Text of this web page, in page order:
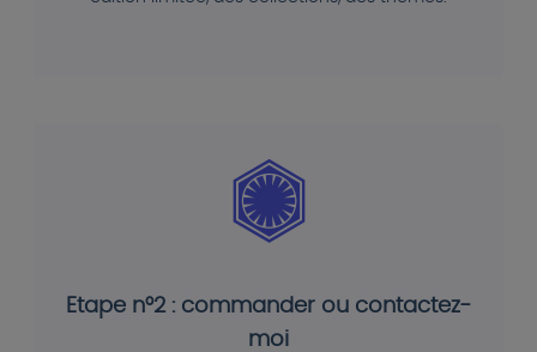
Etape n°2 : commander ou contactez-
moi